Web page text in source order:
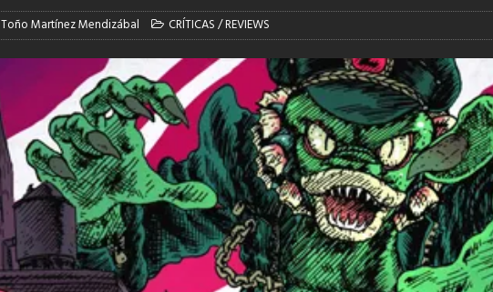
Toño Martínez Mendizábal CRÍTICAS / REVIEWS